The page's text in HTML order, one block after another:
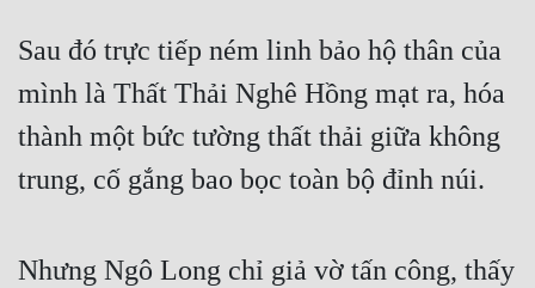
Làm Giàu
Lịch Sử
Mạt Thế
Sau đó trực tiếp ném linh bảo hộ thân của
mình là Thất Thải Nghê Hồng mạt ra, hóa
thành một bức tường thất thải giữa không
trung, cố gắng bao bọc toàn bộ đỉnh núi.
Nhưng Ngô Long chỉ giả vờ tấn công, thấy